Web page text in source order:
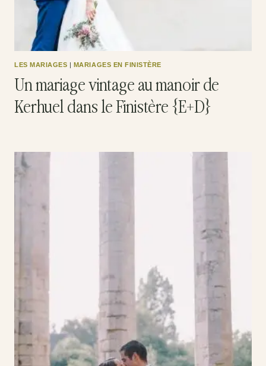
LES MARIAGES | MARIAGES EN FINISTÈRE
Un mariage vintage au manoir de
Kerhuel dans le Finistère {E+D}